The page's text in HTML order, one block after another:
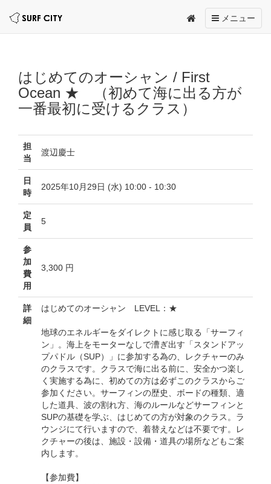
Toggle
navigation
メニュー
はじめてのオーシャン / First
Ocean ★ （初めて海に出る方が
一番最初に受けるクラス）
担
当
渡辺慶士
日
時
2025年10月29日 (水) 10:00 - 10:30
定
員
5
参
加
費
用
3,300 円
詳
細
はじめてのオーシャン LEVEL：★
地球のエネルギーをダイレクトに感じ取る「サーフィ
ン」。海上をモーターなしで漕ぎ出す「スタンドアッ
プパドル（SUP）」に参加する為の、レクチャーのみ
のクラスです。クラスで海に出る前に、安全かつ楽し
く実施する為に、初めての方は必ずこのクラスからご
参加ください。サーフィンの歴史、ボードの種類、適
した道具、波の割れ方、海のルールなどサーフィンと
SUPの基礎を学ぶ、はじめての方が対象のクラス。ラ
ウンジにて行いますので、着替えなどは不要です。レ
クチャーの後は、施設・設備・道具の場所などもご案
内します。
【参加費】